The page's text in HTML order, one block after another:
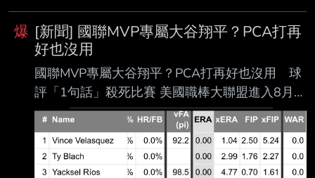
第2位單季對同一隊兩度投不滿5局狂掉至少9分
自責 分的投手。 鄭浩均在5月13日才對富邦嚐
到0.1局掉9分的苦澀滋味，昨對富邦又被暴打，
4.1局被敲10 支安打，狂掉9分，本季對戰富邦
投4場，戰績1勝2敗，防禦率高達11.34，富邦
變身「美 美剋星」。 過去只有2009年前統一獅
投手朱尉銘單季兩度對戰同一隊投不滿5局掉9
分，一場是4月
爆 [新聞] 國聯MVP專屬大谷翔平？PCA打再
好也沒用
國聯MVP專屬大谷翔平？PCA打再好也沒用 球
評「1句話」殺死比賽 美國職棒大聯盟進入8月的
戰績衝刺期，洛杉磯道奇隊雖慘吞一波6連敗低
潮，但仍被視為衛 冕世界大賽三連霸的最大熱
門。場內最吸睛的焦點，莫過於日籍二刀流球星
大谷翔平與芝加 哥小熊隊新星PCA（Pete Crow-